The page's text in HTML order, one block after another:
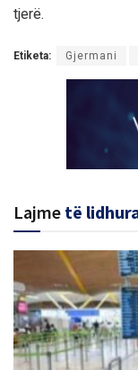
tjerë.
Etiketa: Gjermani
Lajme të